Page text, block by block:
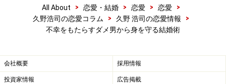
All About > 恋愛・結婚 > 恋愛 > 恋愛
>
久野浩司の恋愛コラム
> 久野 浩司の恋愛情報
>
不幸をもたらすダメ男から身を守る結婚術
会社概要 採用情報
投資家情報 広告掲載